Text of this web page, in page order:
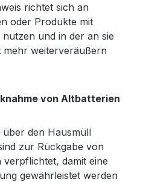
richtet sich an
oder Produkte mit
und in der an sie
mehr weiterveräußern
von Altbatterien
den Hausmüll
zur Rückgabe von
damit eine
gewährleistet werden